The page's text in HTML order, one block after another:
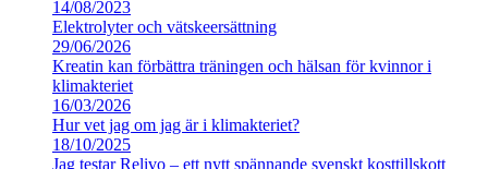
14/08/2023
Elektrolyter och vätskeersättning
29/06/2026
Kreatin kan förbättra träningen och hälsan för kvinnor i
klimakteriet
16/03/2026
Hur vet jag om jag är i klimakteriet?
18/10/2025
Jag testar Relivo – ett nytt spännande svenskt kosttillskott